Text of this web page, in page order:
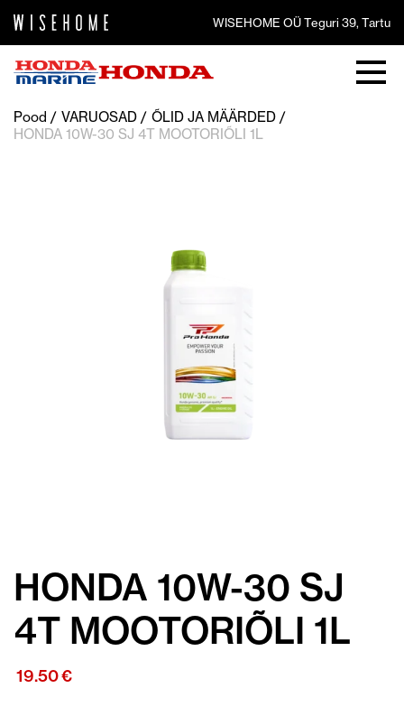
WISEHOME OÜ Teguri 39, Tartu
Pood VARUOSAD
ÕLID JA MÄÄRDED
HONDA 10W-30 SJ 4T MOOTORIÕLI 1L
HONDA 10W-30 SJ
4T MOOTORIÕLI 1L
19.50€